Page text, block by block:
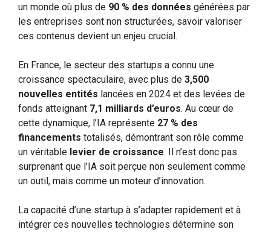
un monde où plus de 90 % des données générées par
les entreprises sont non structurées, savoir valoriser
ces contenus devient un enjeu crucial.
En France, le secteur des startups a connu une
croissance spectaculaire, avec plus de 3,500
nouvelles entités lancées en 2024 et des levées de
fonds atteignant 7,1 milliards d’euros. Au cœur de
cette dynamique, l’IA représente 27 % des
financements totalisés, démontrant son rôle comme
un véritable levier de croissance. Il n’est donc pas
surprenant que l’IA soit perçue non seulement comme
un outil, mais comme un moteur d’innovation.
La capacité d’une startup à s’adapter rapidement et à
intégrer ces nouvelles technologies détermine son